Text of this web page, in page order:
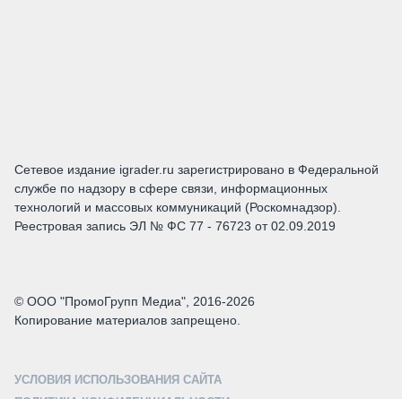
Сетевое издание igrader.ru зарегистрировано в Федеральной
службе по надзору в сфере связи, информационных
технологий и массовых коммуникаций (Роскомнадзор).
Реестровая запись ЭЛ № ФС 77 - 76723 от 02.09.2019
© ООО "ПромоГрупп Медиа", 2016-2026
Копирование материалов запрещено.
УСЛОВИЯ ИСПОЛЬЗОВАНИЯ САЙТА